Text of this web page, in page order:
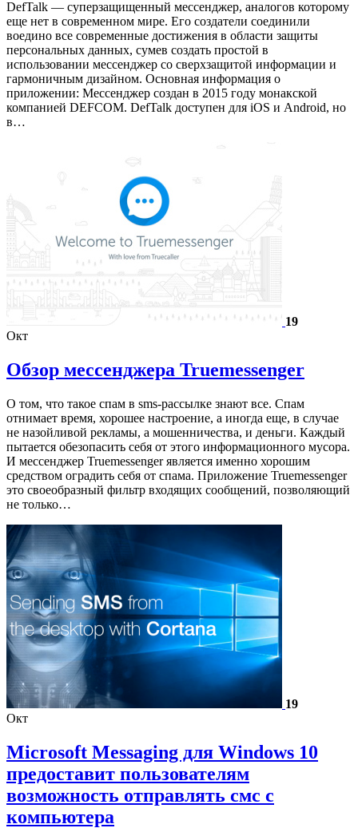
DefTalk — суперзащищенный мессенджер, аналогов которому
еще нет в современном мире. Его создатели соединили
воедино все современные достижения в области защиты
персональных данных, сумев создать простой в
использовании мессенджер со сверхзащитой информации и
гармоничным дизайном. Основная информация о
приложении: Мессенджер создан в 2015 году монакской
компанией DEFCOM. DefTalk доступен для iOS и Android, но
в…
19
Окт
Обзор мессенджера Truemessenger
О том, что такое спам в sms-рассылке знают все. Спам
отнимает время, хорошее настроение, а иногда еще, в случае
не назойливой рекламы, а мошенничества, и деньги. Каждый
пытается обезопасить себя от этого информационного мусора.
И мессенджер Truemessenger является именно хорошим
средством оградить себя от спама. Приложение Truemessenger
это своеобразный фильтр входящих сообщений, позволяющий
не только…
19
Окт
Microsoft Messaging для Windows 10
предоставит пользователям
возможность отправлять смс с
компьютера